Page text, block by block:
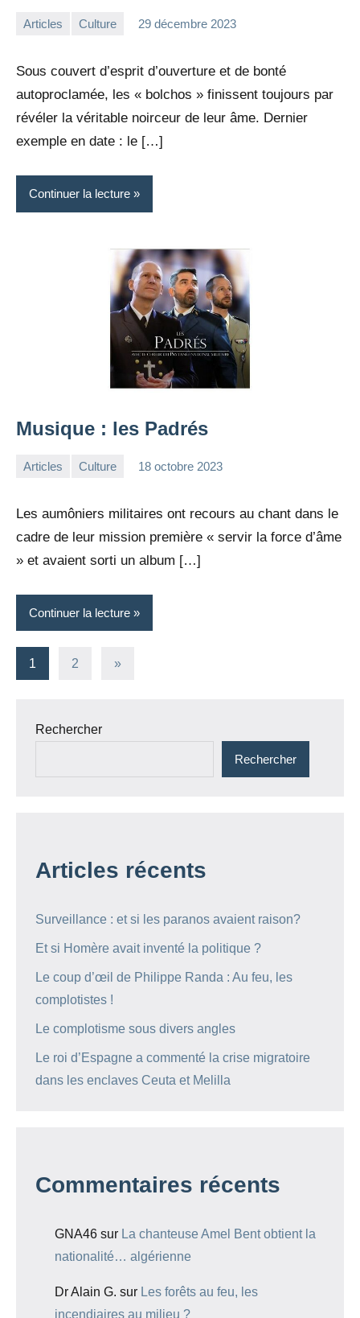
Articles Culture 29 décembre 2023
Sous couvert d’esprit d’ouverture et de bonté
autoproclamée, les « bolchos » finissent toujours par
révéler la véritable noirceur de leur âme. Dernier
exemple en date : le […]
Continuer la lecture
Musique : les Padrés
Articles Culture 18 octobre 2023
Les aumôniers militaires ont recours au chant dans le
cadre de leur mission première « servir la force d’âme
» et avaient sorti un album […]
Continuer la lecture
Pagination
publications
1 2
Articles
»
Rechercher
Rechercher
Articles récents
Surveillance : et si les paranos avaient raison?
Et si Homère avait inventé la politique ?
Le coup d’œil de Philippe Randa : Au feu, les
complotistes !
Le complotisme sous divers angles
Le roi d’Espagne a commenté la crise migratoire
dans les enclaves Ceuta et Melilla
Commentaires récents
GNA46 sur La chanteuse Amel Bent obtient la
nationalité… algérienne
Dr Alain G. sur Les forêts au feu, les
incendiaires au milieu ?